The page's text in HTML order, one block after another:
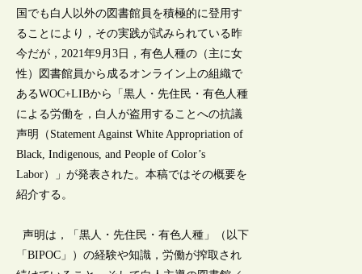
国でも白人以外の図書館員を積極的に登用す
ることにより，その実践が試みられている昨
今だが，2021年9月3日，有色人種の（主に女
性）図書館員から成るオンライン上の組織で
あるWOC+LIBから「黒人・先住民・有色人種
による労働を，白人が盗用することへの抗議
声明（Statement Against White Appropriation of
Black, Indigenous, and People of Color’s
Labor）」が発表された。本稿ではその概要を
紹介する。
声明は，「黒人・先住民・有色人種」（以下
「BIPOC」）の経験や知識，労働が搾取され